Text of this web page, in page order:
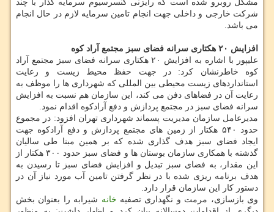
مشكل روبرو شده است كه رایزنی كنسرسیوم سرمایه گذار با چند
شركت خارجی و داخلی جهت انجام تامین سرمایه لازم در حال انجام
می باشد.
افزایش ۲۰ هكتاری سرانه فضای سبز مجتمع آراد كوه
علیپور با اشاره به افزایش ۲۰ هكتاری سرانه فضای سبز مجتمع آراد
كوه خاطرنشان كرد: در جهت حفظ محیط زیست و رعایت
استانداردهای زیست محیطی بین المللی كه شهرداری ها را موظف به
رعایت آن در فضاهای دفن می كند، این سازمان هم نسبت به افزایش
سرانه فضای سبز در مجتمع پردازش و دفع آرادكوه اقدام نمود.
مدیرعامل سازمان مدیریت پسماند شهرداری تهران افزود: در مجموع
حدود ۵۴۰ هكتار از زمین های مجتمع پردازش و دفع آرادكوه جهت
ایجاد فضای سبز هدف گذاری شده كه بر همین مبنا طی سالیان
گذشته با همكاری سازمان بوستان ها و فضای سبز حدود ۳۰۰ هكتار از
این مقدار، به فضای سبز تبدیل و افزایش فضای سبز تا رسیدن به
هدف برنامه ریزی شده با در نظر گرفتن تامین آب مورد نیاز آن در
دستور كار این سازمان قرار دارد.
وی بازسازی، مرمت و نگهداری تصفیه خانه شیرابه را بعنوان بخش